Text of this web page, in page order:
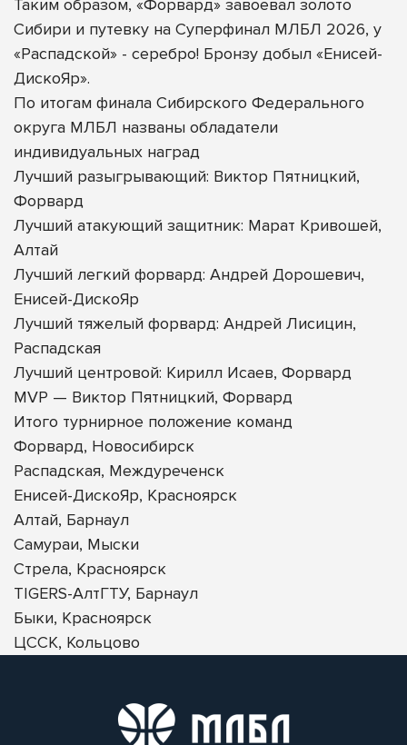
Таким образом, «Форвард» завоевал золото
Сибири и путевку на Суперфинал МЛБЛ 2026, у
«Распадской» - серебро! Бронзу добыл «Енисей-
ДискоЯр».
По итогам финала Сибирского Федерального
округа МЛБЛ названы обладатели
индивидуальных наград
Лучший разыгрывающий: Виктор Пятницкий,
Форвард
Лучший атакующий защитник: Марат Кривошей,
Алтай
Лучший легкий форвард: Андрей Дорошевич,
Енисей-ДискоЯр
Лучший тяжелый форвард: Андрей Лисицин,
Распадская
Лучший центровой: Кирилл Исаев, Форвард
MVP — Виктор Пятницкий, Форвард
Итого турнирное положение команд
Форвард, Новосибирск
Распадская, Междуреченск
Енисей-ДискоЯр, Красноярск
Алтай, Барнаул
Самураи, Мыски
Стрела, Красноярск
TIGERS-АлтГТУ, Барнаул
Быки, Красноярск
ЦССК, Кольцово